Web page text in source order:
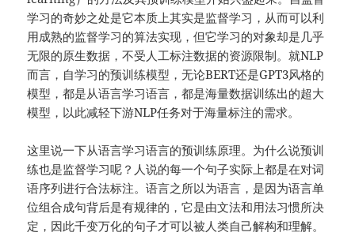
学习的奇妙之处是它本质上其实是监督学习，从而可以利
用成熟的监督学习的算法实现，但它学习的对象却是几乎
无限的原生数据，不受人工标注数据的资源限制。就NLP
而言，自学习的预训练模型，无论BERT还是GPT3风格的
模型，都是从语言学习语言，都是海量数据训练出的超大
模型，以此减轻下游NLP任务对于海量标注的需求。
这里说一下从语言学习语言的预训练原理。为什么说预训
练也是监督学习呢？人说的每一个句子实际上都是在对词
语序列进行合法标注。语言之所以为语言，是因为语言单
位组合成句背后是有规律的，它是由文法和用法习惯所决
定，因此千变万化的句子才可以被人类自己解构和理解。